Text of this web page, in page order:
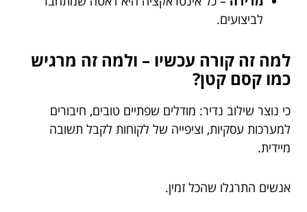
לביצועים.
למה זה קורה עכשיו – ולמה זה מרגיש
כמו קסם קטן?
כי נוצר שילוב נדיר: מודלים שפתיים טובים, חיבורים
למערכות עסקיות, וציפייה של לקוחות לקבל תשובה
מיידית.
אנשים התרגלו שהכל זמין.